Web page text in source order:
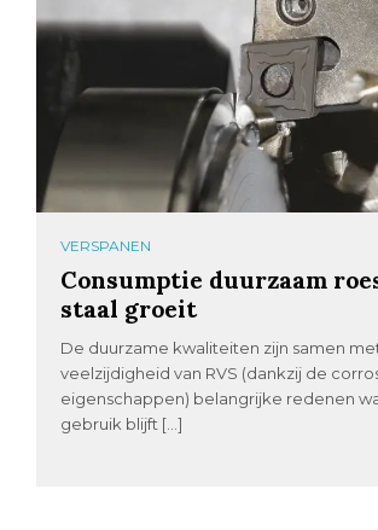
VERSPANEN
Consumptie duurzaam
staal groeit
De duurzame kwaliteiten zijn samen
veelzijdigheid van RVS (dankzij de
eigenschappen) belangrijke redenen
gebruik blijft […]